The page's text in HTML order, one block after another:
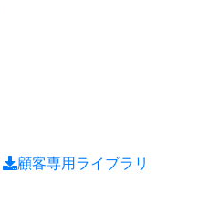
顧客専用ライブラリ